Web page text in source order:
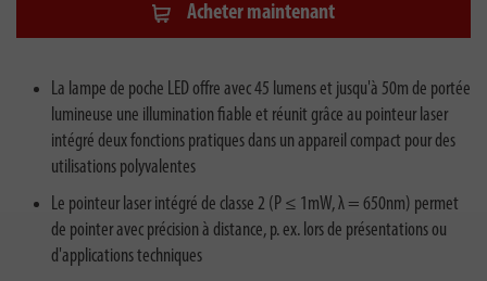
Acheter maintenant
La lampe de poche LED offre avec 45 lumens et jusqu'à 50m de portée
lumineuse une illumination fiable et réunit grâce au pointeur laser
intégré deux fonctions pratiques dans un appareil compact pour des
utilisations polyvalentes
Le pointeur laser intégré de classe 2 (P ≤ 1mW, λ = 650nm) permet
de pointer avec précision à distance, p. ex. lors de présentations ou
d'applications techniques